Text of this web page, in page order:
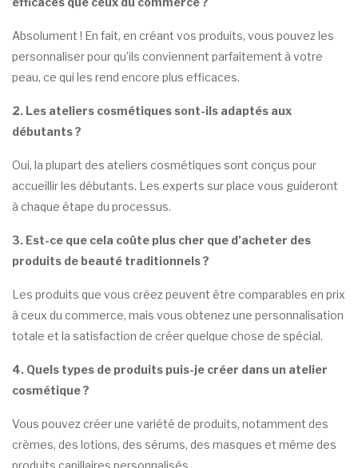
Absolument ! En fait, en créant vos produits, vous pouvez les
personnaliser pour qu’ils conviennent parfaitement à votre
peau, ce qui les rend encore plus efficaces.
2. Les ateliers cosmétiques sont-ils adaptés aux
débutants ?
Oui, la plupart des ateliers cosmétiques sont conçus pour
accueillir les débutants. Les experts sur place vous guideront
à chaque étape du processus.
3. Est-ce que cela coûte plus cher que d’acheter des
produits de beauté traditionnels ?
Les produits que vous créez peuvent être comparables en prix
à ceux du commerce, mais vous obtenez une personnalisation
totale et la satisfaction de créer quelque chose de spécial.
4. Quels types de produits puis-je créer dans un atelier
cosmétique ?
Vous pouvez créer une variété de produits, notamment des
crèmes, des lotions, des sérums, des masques et même des